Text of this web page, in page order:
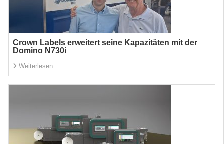
Crown Labels erweitert seine Kapazitäten mit der
Domino N730i
Weiterlesen